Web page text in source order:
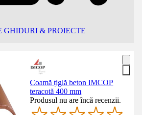
GHIDURI & PROIECTE
Coamă țiglă beton IMCOP
teracotă 400 mm
Produsul nu are încă recenzii.